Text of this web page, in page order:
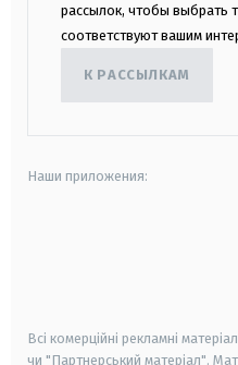
рассылок, чтобы выбрать
соответствуют вашим
К РАССЫЛКАМ
Наши приложения:
Всі комерційні рекламні
чи "Партнерський матеріал".